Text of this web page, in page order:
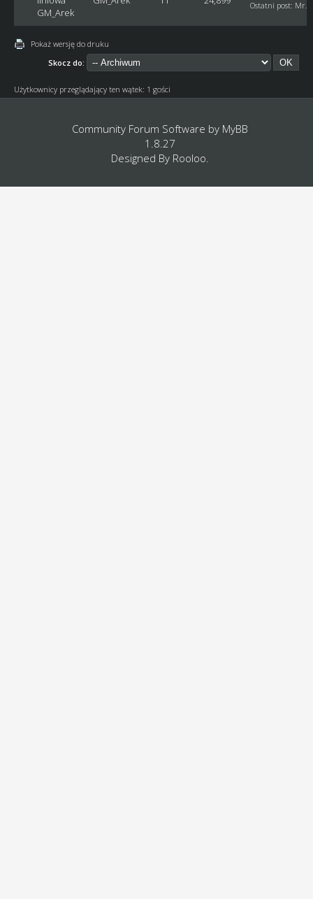
GM_Arek
Ostatni post: Mr.
Pokaż wersję do druku
Skocz do:
Użytkownicy przeglądający ten wątek: 1 gości
Community Forum Software by MyBB
1.8.27
Designed By Rooloo